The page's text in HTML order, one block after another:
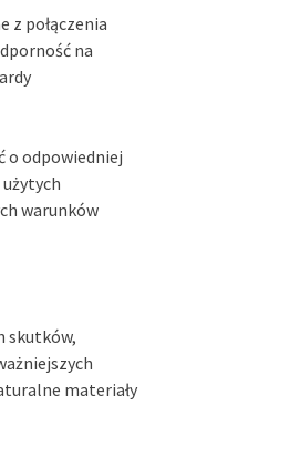
z połączenia
na
o odpowiedniej
warunków
skutków,
materiały